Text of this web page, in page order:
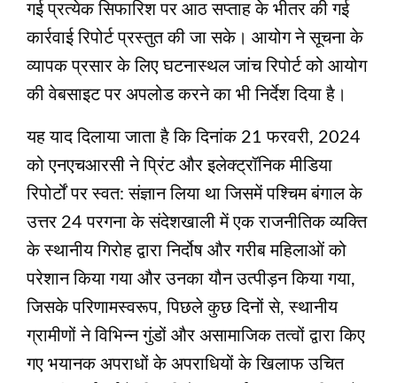
गई प्रत्येक सिफारिश पर आठ सप्ताह के भीतर की गई
कार्रवाई रिपोर्ट प्रस्तुत की जा सके। आयोग ने सूचना के
व्यापक प्रसार के लिए घटनास्‍थल जांच रिपोर्ट को आयोग
की वेबसाइट पर अपलोड करने का भी निर्देश दिया है।
यह याद दिलाया जाता है कि दिनांक 21 फरवरी, 2024
को एनएचआरसी ने प्रिंट और इलेक्ट्रॉनिक मीडिया
रिपोर्टों पर स्वत: संज्ञान लिया था जिसमें पश्चिम बंगाल के
उत्तर 24 परगना के संदेशखाली में एक राजनीतिक व्यक्ति
के स्थानीय गिरोह द्वारा निर्दोष और गरीब महिलाओं को
परेशान किया गया और उनका यौन उत्पीड़न किया गया,
जिसके परिणामस्वरूप, पिछले कुछ दिनों से, स्थानीय
ग्रामीणों ने विभिन्न गुंडों और असामाजिक तत्वों द्वारा किए
गए भयानक अपराधों के अपराधियों के खिलाफ उचित